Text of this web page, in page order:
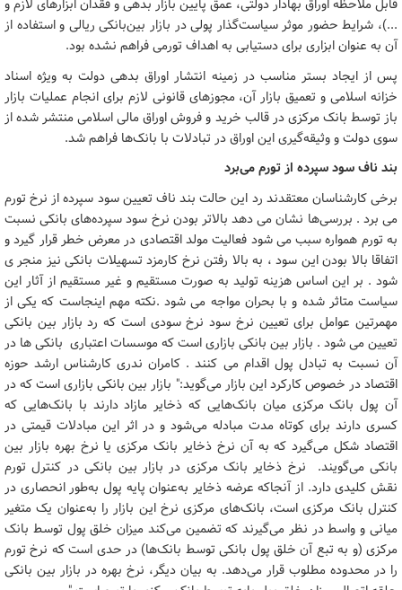
قابل ملاحظه اوراق بهادار دولتی، عمق پایین بازار بدهی و فقدان ابزارهای لازم و
...)، شرایط حضور موثر سیاست‌گذار پولی در بازار بین‌بانکی ریالی و استفاده از
آن به عنوان ابزاری برای دستیابی به اهداف تورمی فراهم نشده بود.
پس از ایجاد بستر مناسب در زمینه انتشار اوراق بدهی دولت به ویژه اسناد
خزانه اسلامی و تعمیق بازار آن، مجوزهای قانونی لازم برای انجام عملیات بازار
باز توسط بانک مرکزی در قالب خرید و فروش اوراق مالی اسلامی منتشر شده از
سوی دولت و وثیقه‌گیری این اوراق در تبادلات با بانک‌ها فراهم شد.
بند ناف سود سپرده از تورم می‌برد
برخی کارشناسان معتقدند رد این حالت بند ناف تعیین سود سپرده از نرخ تورم
می برد . بررسی‌ها نشان می دهد بالاتر بودن نرخ سود سپرده‌های بانکی نسبت
به تورم همواره سبب می شود فعالیت مولد اقتصادی در معرض خطر قرار گیرد و
اتفاقا بالا بودن این سود ، به بالا رفتن نرخ کارمزد تسهیلات بانکی نیز منجر ی
شود . بر این اساس هزینه تولید به صورت مستقیم و غیر مستقیم از آثار این
سیاست متاثر شده و با بحران مواجه می شود .نکته مهم اینجاست که یکی از
مهمرتین عوامل برای تعیین نرخ سود نرخ سودی است که رد بازار بین بانکی
تعیین می شود . بازار بین بانکی بازاری است که موسسات اعتباری بانکی ها در
آن نسبت به تبادل پول اقدام می کنند . کامران ندری کارشناس ارشد حوزه
اقتصاد در خصوص کارکرد این بازار می‌گوید:" بازار بین بانکی بازاری است که در
آن پول بانک مرکزی میان بانک‌هایی که ذخایر مازاد دارند با بانک‌هایی که
کسری دارند برای کوتاه مدت مبادله می‌شود و در اثر این مبادلات قیمتی در
اقتصاد شکل می‌گیرد که به آن نرخ ذخایر بانک مرکزی یا نرخ بهره بازار بین
بانکی می‌گویند. نرخ ذخایر بانک مرکزی در بازار بین بانکی در کنترل تورم
نقش کلیدی دارد. از آنجاکه عرضه ذخایر به‌عنوان پایه پول به‌طور انحصاری در
کنترل بانک مرکزی است، بانک‌های مرکزی نرخ این بازار را به‌عنوان یک متغیر
میانی و واسط در نظر می‌گیرند که تضمین می‌کند میزان خلق پول توسط بانک
مرکزی (و به تبع آن خلق پول بانکی توسط بانک‌ها) در حدی است که نرخ تورم
را در محدوده مطلوب قرار می‌دهد. به بیان دیگر، نرخ بهره در بازار بین بانکی